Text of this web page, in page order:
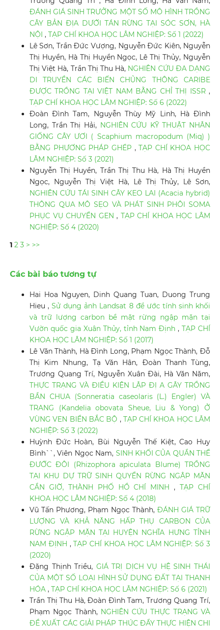
ĐÁNH GIÁ SINH TRƯỞNG MỘT SỐ MÔ HÌNH TRỒNG
CÂY BẢN ĐỊA DƯỚI TÁN RỪNG TẠI SÓC SƠN, HÀ
NỘI , TẠP CHÍ KHOA HỌC LÂM NGHIỆP: Số 1 (2022)
Lê Sơn, Trần Đức Vượng, Nguyễn Đức Kiên, Nguyễn
Thị Huyền, Hà Thị Huyền Ngọc, Lê Thị Thủy, Nguyễn
Thị Việt Hà, Trần Thị Thu Hà, NGHIÊN CỨU ĐA DẠNG
DI TRUYỀN CÁC BIẾN CHỦNG THÔNG CARIBE
ĐƯỢC TRỒNG TẠI VIỆT NAM BẰNG CHỈ THỊ ISSR,
TẠP CHÍ KHOA HỌC LÂM NGHIỆP: Số 6 (2022)
Đoàn Đình Tam, Nguyễn Thùy Mỹ Linh, Hà Đình
Long, Trần Thị Hải, NGHIÊN CỨU KỸ THUẬT NHÂN
GIỐNG CÂY ƯƠI ( Scaphium macropodum (Miq) )
BẰNG PHƯƠNG PHÁP GHÉP ,TẠP CHÍ KHOA HỌC
LÂM NGHIỆP: Số 3 (2021)
Nguyễn Thị Huyền, Trần Thị Thu Hà, Hà Thị Huyền
Ngọc, Nguyễn Thị Việt Hà, Lê Thị Thủy, Lê Sơn,
NGHIÊN CỨU TÁI SINH CÂY KEO LAI (Acacia hybrid)
THÔNG QUA MÔ SẸO VÀ PHÁT SINH PHÔI SOMA
PHỤC VỤ CHUYỂN GEN, TẠP CHÍ KHOA HỌC LÂM
NGHIỆP: Số 4 (2020)
1 2 3 > >>
Các bài báo tương tự
Hai Hoa Nguyen, Dinh Quang Tuan, Duong Trung
Hieu ,Sử dụng ảnh Landsat 8 để ước tính sinh khối
và trữ lượng carbon bề mặt rừng ngập mặn tại
Vườn quốc gia Xuân Thủy, tỉnh Nam Định,TẠP CHÍ
KHOA HỌC LÂM NGHIỆP: Số 1 (2017)
Lê Văn Thành, Hà Đình Long, Phạm Ngọc Thành, Đỗ
Thị Kim Nhung, Tạ Văn Hân, Đoàn Thanh Tùng,
Trương Quang Trí, Nguyễn Xuân Đài, Hà Văn Năm,
THỰC TRẠNG VÀ ĐIỀU KIỆN LẬP ĐỊ A GÂY TRỒNG
BẦN CHUA (Sonneratia caseolaris (L.) Engler) VÀ
TRANG (Kandelia obovata Sheue, Liu & Yong) Ở
VÙNG VEN BIỂN BẮC BỘ , TẠP CHÍ KHOA HỌC LÂM
NGHIỆP: Số 3 (2022)
Huỳnh Đức Hoàn, Bùi Nguyễn Thế Kiệt, Cao Huy
Bình``, Viên Ngọc Nam, SINH KHỐI CỦA QUẦN THỂ
ĐƯỚC ĐÔI (Rhizophora apiculata Blume) TRỒNG
TẠI KHU DỰ TRỮ SINH QUYỂN RỪNG NGẬP MẶN
CẦN GIỜ, THÀNH PHỐ HỒ CHÍ MINH,TẠP CHÍ
KHOA HỌC LÂM NGHIỆP: Số 4 (2018)
Vũ Tấn Phương, Phạm Ngọc Thành,ĐÁNH GIÁ TRỮ
LƯỢNG VÀ KHẢ NĂNG HẤP THỤ CARBON CỦA
RỪNG NGẬP MẶN TẠI HUYỆN NGHĨA HƯNG TỈNH
NAM ĐỊNH ,TẠP CHÍ KHOA HỌC LÂM NGHIỆP: Số 3
(2020)
Đặng Thịnh Triều, GIÁ TRỊ DỊCH VỤ HỆ SINH THÁI
CỦA MỘT SỐ LOẠI HÌNH SỬ DỤNG ĐẤT TẠI THANH
HÓA , TẠP CHÍ KHOA HỌC LÂM NGHIỆP: Số 6 (2021)
Trần Thị Thu Hà, Đoàn Đình Tam, Trương Quang Trí,
Phạm Ngọc Thành, NGHIÊN CỨU THỰC TRẠNG VÀ
ĐỀ XUẤT CÁC GIẢI PHÁP THÚC ĐẨY THỰC HIỆN CHI